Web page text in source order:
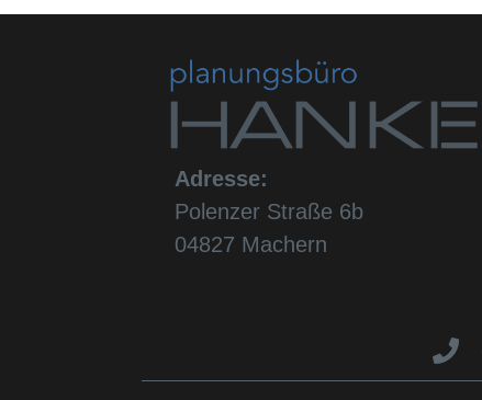
Adresse:
Polenzer Straße 6b
04827 Machern